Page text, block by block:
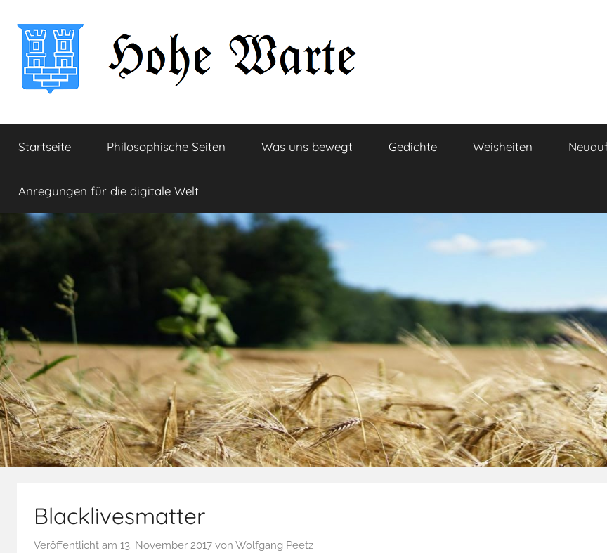
Inhalt
springen
Hohe
Warte
Startseite Philosophische Seiten Was uns bewegt Gedichte Weisheiten
Anregungen für die digitale Welt
Blacklivesmatter
Veröffentlicht am 13. November 2017 von Wolfgang Peetz